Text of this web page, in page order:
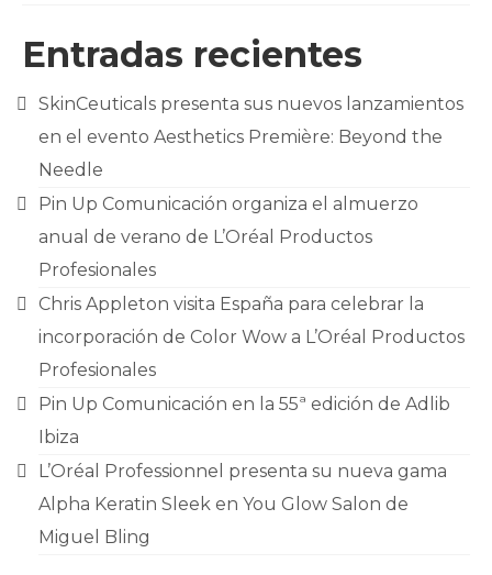
Entradas recientes
SkinCeuticals presenta sus nuevos lanzamientos
en el evento Aesthetics Première: Beyond the
Needle
Pin Up Comunicación organiza el almuerzo
anual de verano de L’Oréal Productos
Profesionales
Chris Appleton visita España para celebrar la
incorporación de Color Wow a L’Oréal Productos
Profesionales
Pin Up Comunicación en la 55ª edición de Adlib
Ibiza
L’Oréal Professionnel presenta su nueva gama
Alpha Keratin Sleek en You Glow Salon de
Miguel Bling